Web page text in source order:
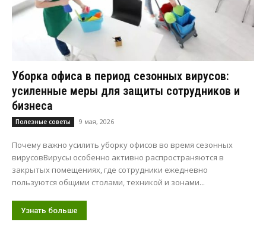
Уборка офиса в период сезонных вирусов:
усиленные меры для защиты сотрудников и
бизнеса
Полезные советы 9 мая, 2026
Почему важно усилить уборку офисов во время сезонных
вирусовВирусы особенно активно распространяются в
закрытых помещениях, где сотрудники ежедневно
пользуются общими столами, техникой и зонами...
Узнать больше